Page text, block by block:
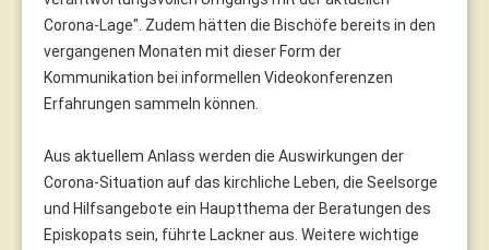
Corona-Lage". Zudem hätten die Bischöfe bereits in den
vergangenen Monaten mit dieser Form der
Kommunikation bei informellen Videokonferenzen
Erfahrungen sammeln können.
Aus aktuellem Anlass werden die Auswirkungen der
Corona-Situation auf das kirchliche Leben, die Seelsorge
und Hilfsangebote ein Hauptthema der Beratungen des
Episkopats sein, führte Lackner aus. Weitere wichtige